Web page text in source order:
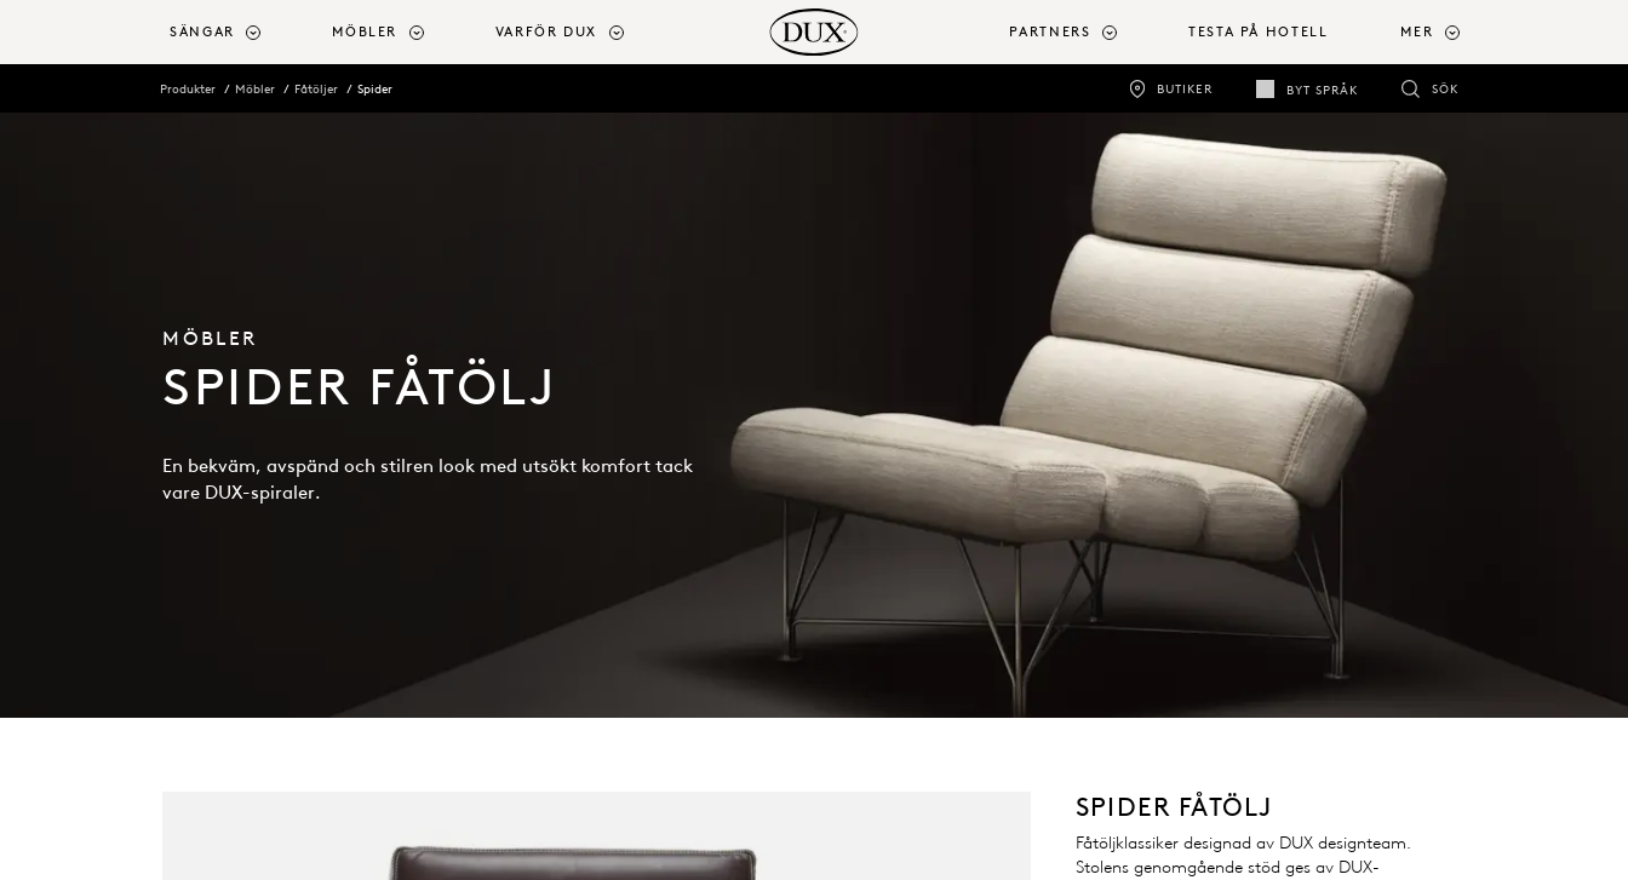
SÄNGAR MÖBLER VARFÖR DUX PARTNERS TESTA PÅ HOTELL MER
BUTIKER BYT SPRÅK SÖK
Produkter Möbler Fåtöljer Spider
MÖBLER
SPIDER FÅTÖLJ
En bekväm, avspänd och stilren look med utsökt komfort tack
vare DUX-spiraler.
SPIDER FÅTÖLJ
Fåtöljklassiker designad av DUX designteam.
Stolens genomgående stöd ges av DUX-